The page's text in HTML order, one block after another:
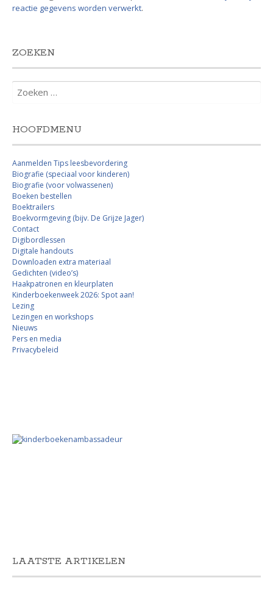
reactie gegevens worden verwerkt.
ZOEKEN
naar:
HOOFDMENU
Aanmelden Tips leesbevordering
Biografie (speciaal voor kinderen)
Biografie (voor volwassenen)
Boeken bestellen
Boektrailers
Boekvormgeving (bijv. De Grijze Jager)
Contact
Digibordlessen
Digitale handouts
Downloaden extra materiaal
Gedichten (video’s)
Haakpatronen en kleurplaten
Kinderboekenweek 2026: Spot aan!
Lezing
Lezingen en workshops
Nieuws
Pers en media
Privacybeleid
LAATSTE ARTIKELEN